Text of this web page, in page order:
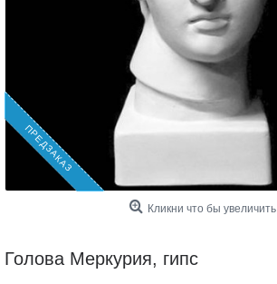
ПРЕДЗАКАЗ
Кликни что бы увеличить
Голова Меркурия, гипс